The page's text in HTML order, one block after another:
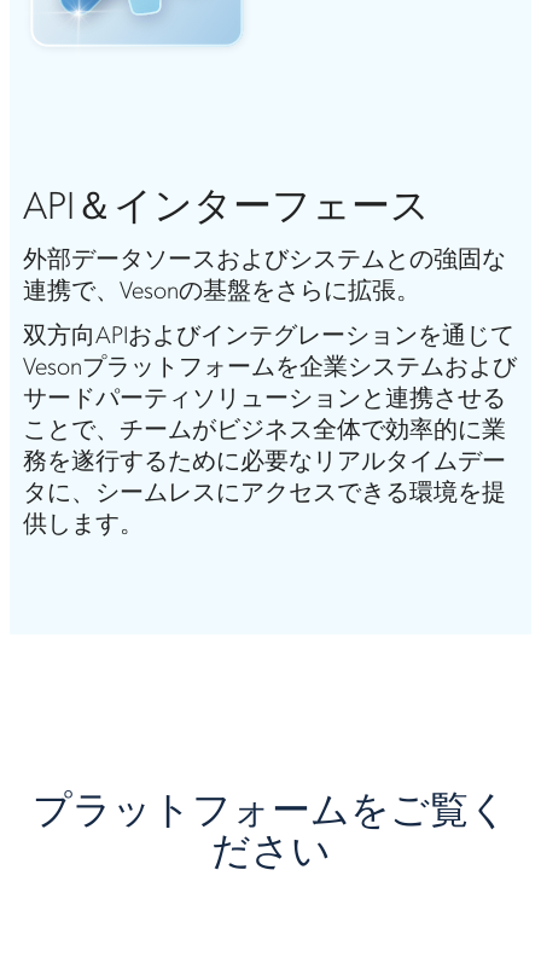
API＆インターフェース
外部データソースおよびシステムとの強固な
連携で、Vesonの基盤をさらに拡張。
双方向APIおよびインテグレーションを通じて
Vesonプラットフォームを企業システムおよび
サードパーティソリューションと連携させる
ことで、チームがビジネス全体で効率的に業
務を遂行するために必要なリアルタイムデー
タに、シームレスにアクセスできる環境を提
供します。
プラットフォームをご覧く
ださい